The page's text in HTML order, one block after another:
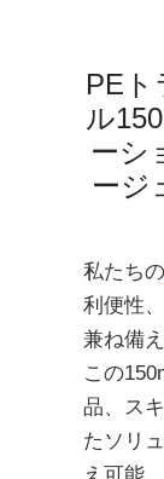
PEト
ル
ーシ
ージ
私たちの
利便性
兼ね備
この
品、ス
たソリ